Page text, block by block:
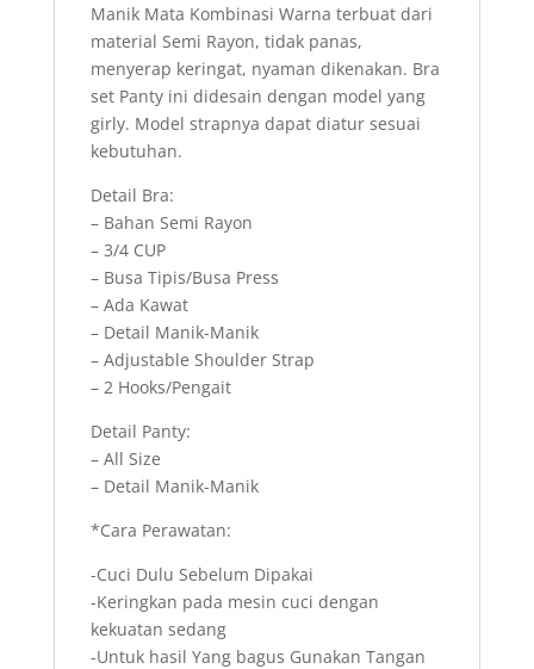
Manik Mata Kombinasi Warna terbuat dari
material Semi Rayon, tidak panas,
menyerap keringat, nyaman dikenakan. Bra
set Panty ini didesain dengan model yang
girly. Model strapnya dapat diatur sesuai
kebutuhan.
Detail Bra:
– Bahan Semi Rayon
– 3/4 CUP
– Busa Tipis/Busa Press
– Ada Kawat
– Detail Manik-Manik
– Adjustable Shoulder Strap
– 2 Hooks/Pengait
Detail Panty:
– All Size
– Detail Manik-Manik
*Cara Perawatan:
-Cuci Dulu Sebelum Dipakai
-Keringkan pada mesin cuci dengan
kekuatan sedang
-Untuk hasil Yang bagus Gunakan Tangan